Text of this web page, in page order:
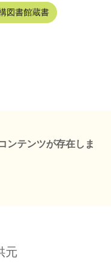
図書館蔵書
ンテンツが存在しま
元